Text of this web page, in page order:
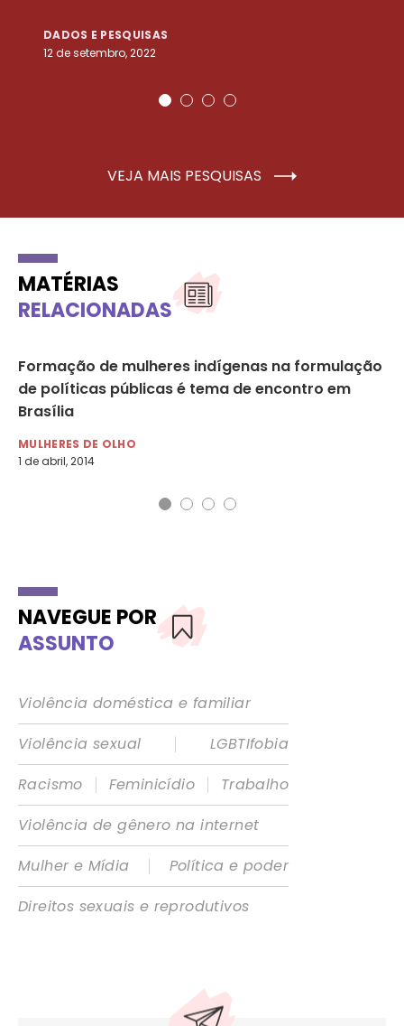
DADOS E PESQUISAS
12 de setembro, 2022
VEJA MAIS PESQUISAS
MATÉRIAS
RELACIONADAS
Formação de mulheres indígenas na formulação
de políticas públicas é tema de encontro em
Brasília
MULHERES DE OLHO
1 de abril, 2014
NAVEGUE POR
ASSUNTO
Violência doméstica e familiar
Violência sexual
|
LGBTIfobia
Racismo
| Feminicídio |
Trabalho
Violência de gênero na internet
Mulher e Mídia
|
Política e poder
Direitos sexuais e reprodutivos